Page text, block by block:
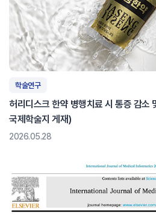
학술연구
허리디스크 한약 병행치료 시 통증 감소
국제학술지 게재)
2026.05.28